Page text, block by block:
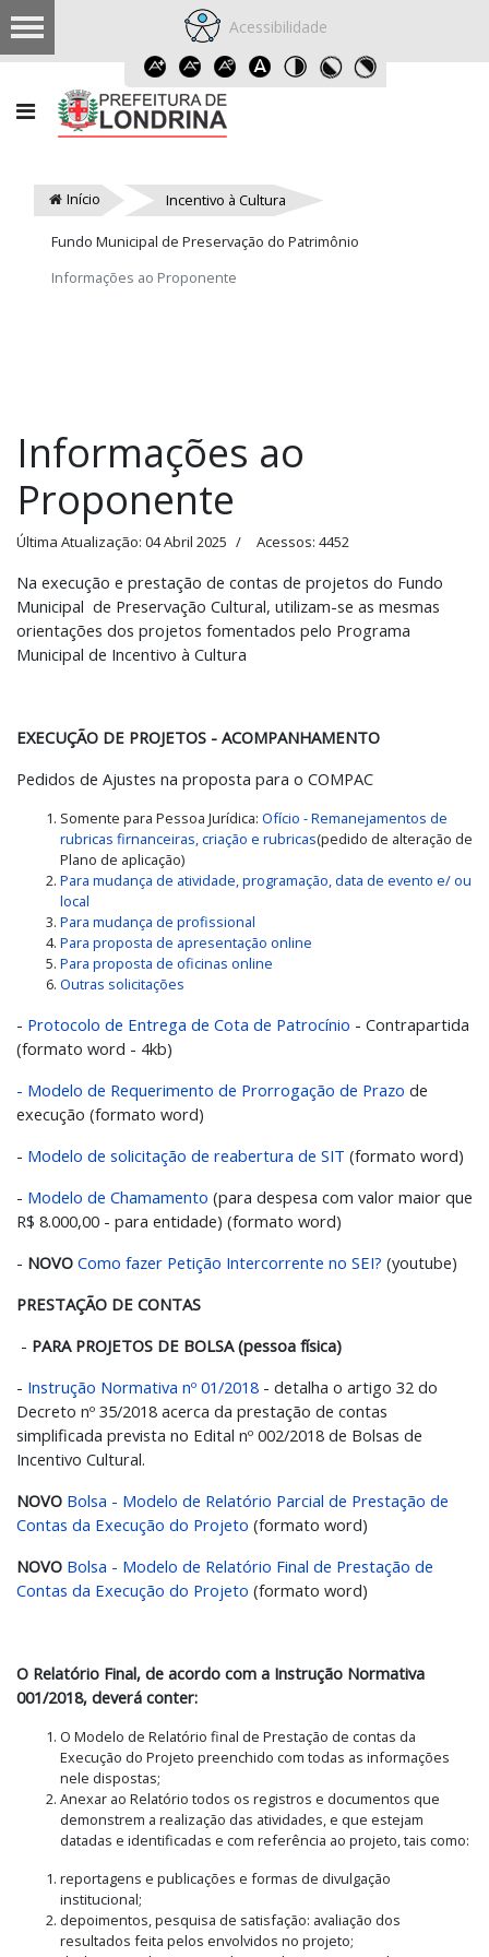
Acessibilidade
Início Incentivo à Cultura
Fundo Municipal de Preservação do Patrimônio
Informações ao Proponente
Informações ao
Proponente
Última Atualização: 04 Abril 2025 Acessos: 4452
Na execução e prestação de contas de projetos do Fundo
Municipal de Preservação Cultural, utilizam-se as mesmas
orientações dos projetos fomentados pelo Programa
Municipal de Incentivo à Cultura
EXECUÇÃO DE PROJETOS - ACOMPANHAMENTO
Pedidos de Ajustes na proposta para o COMPAC
Somente para Pessoa Jurídica: Ofício - Remanejamentos de
rubricas firnanceiras, criação e rubricas(pedido de alteração de
Plano de aplicação)
Para mudança de atividade, programação, data de evento e/ ou
local
Para mudança de profissional
Para proposta de apresentação online
Para proposta de oficinas online
Outras solicitações
- Protocolo de Entrega de Cota de Patrocínio - Contrapartida
(formato word - 4kb)
- Modelo de Requerimento de Prorrogação de Prazo de
execução (formato word)
- Modelo de solicitação de reabertura de SIT (formato word)
- Modelo de Chamamento (para despesa com valor maior que
R$ 8.000,00 - para entidade) (formato word)
- NOVO Como fazer Petição Intercorrente no SEI? (youtube)
PRESTAÇÃO DE CONTAS
- PARA PROJETOS DE BOLSA (pessoa física)
- Instrução Normativa nº 01/2018 - detalha o artigo 32 do
Decreto nº 35/2018 acerca da prestação de contas
simplificada prevista no Edital nº 002/2018 de Bolsas de
Incentivo Cultural.
NOVO Bolsa - Modelo de Relatório Parcial de Prestação de
Contas da Execução do Projeto (formato word)
NOVO Bolsa - Modelo de Relatório Final de Prestação de
Contas da Execução do Projeto (formato word)
O Relatório Final, de acordo com a Instrução Normativa
001/2018, deverá conter:
O Modelo de Relatório final de Prestação de contas da
Execução do Projeto preenchido com todas as informações
nele dispostas;
Anexar ao Relatório todos os registros e documentos que
demonstrem a realização das atividades, e que estejam
datadas e identificadas e com referência ao projeto, tais como:
reportagens e publicações e formas de divulgação
institucional;
depoimentos, pesquisa de satisfação: avaliação dos
resultados feita pelos envolvidos no projeto;